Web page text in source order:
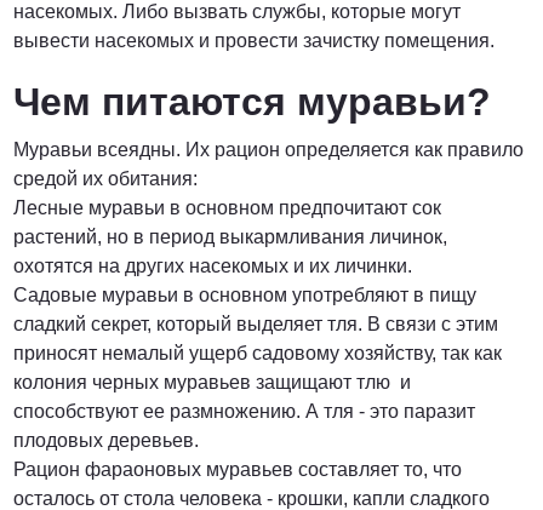
насекомых. Либо вызвать службы, которые могут
вывести насекомых и провести зачистку помещения.
Чем питаются муравьи?
Муравьи всеядны. Их рацион определяется как правило
средой их обитания:
Лесные муравьи в основном предпочитают сок
растений, но в период выкармливания личинок,
охотятся на других насекомых и их личинки.
Садовые муравьи в основном употребляют в пищу
сладкий секрет, который выделяет тля. В связи с этим
приносят немалый ущерб садовому хозяйству, так как
колония черных муравьев защищают тлю и
способствуют ее размножению. А тля - это паразит
плодовых деревьев.
Рацион фараоновых муравьев составляет то, что
осталось от стола человека - крошки, капли сладкого